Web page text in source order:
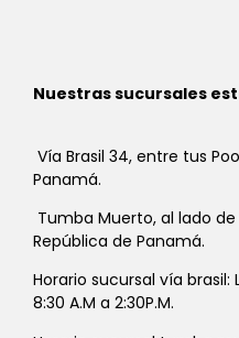
Nuestras sucursales
Vía Brasil 34, entre tus
Panamá.
Tumba Muerto, al lado
República de Panamá.
Horario sucursal vía brasil:
8:30 A.M a 2:30P.M.